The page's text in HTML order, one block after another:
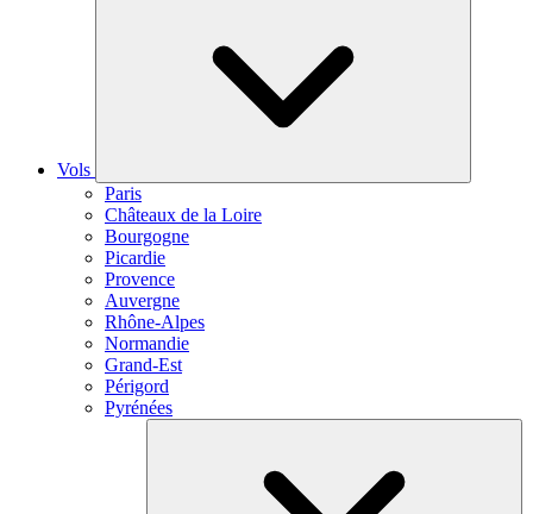
Vols
Paris
Châteaux de la Loire
Bourgogne
Picardie
Provence
Auvergne
Rhône-Alpes
Normandie
Grand-Est
Périgord
Pyrénées